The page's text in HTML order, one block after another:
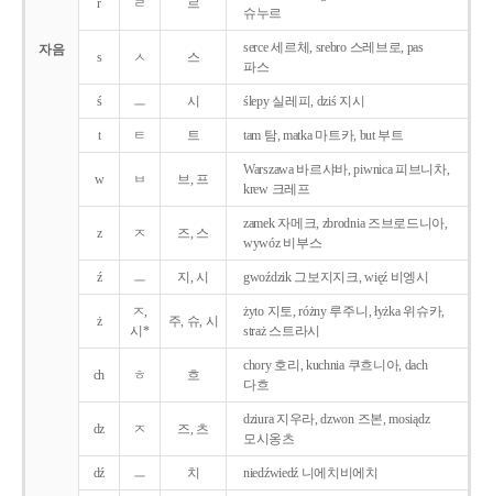
자음
r ㄹ 르
슈누르
s ㅅ 스
serce 세르체, srebro 스레브로, pas
파스
ś ㅡ 시 ślepy 실레피, dziś 지시
t ㅌ 트 tam 탐, matka 마트카, but 부트
w ㅂ 브, 프
Warszawa 바르샤바, piwnica 피브니차,
krew 크레프
z ㅈ 즈, 스
zamek 자메크, zbrodnia 즈브로드니아,
wywóz 비부스
ź ㅡ 지, 시 gwoździk 그보지지크, więź 비엥시
ż
ㅈ,
시*
주, 슈, 시
żyto 지토, różny 루주니, łyżka 위슈카,
straż 스트라시
ch ㅎ 흐
chory 호리, kuchnia 쿠흐니아, dach
다흐
dz ㅈ 즈, 츠
dziura 지우라, dzwon 즈본, mosiądz
모시옹츠
dź ㅡ 치 niedźwiedź 니에치비에치